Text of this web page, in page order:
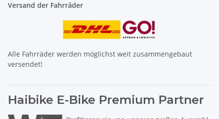
Versand der Fahrräder
Alle Fahrräder werden möglichst weit zusammengebaut
versendet!
Haibike E-Bike Premium Partner